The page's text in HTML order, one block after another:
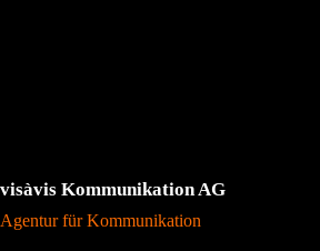
visàvis Kommunikation AG
Agentur für Kommunikation